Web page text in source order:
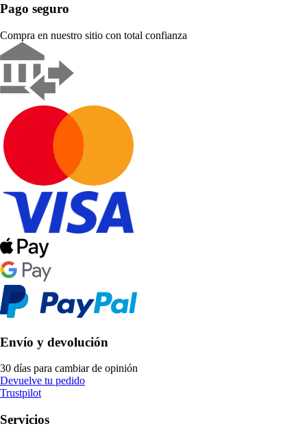
Pago seguro
Compra en nuestro sitio con total confianza
Envío y devolución
30 días para cambiar de opinión
Devuelve tu pedido
Trustpilot
Servicios